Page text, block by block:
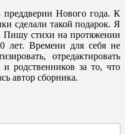
Нового года. К
сделали такой подарок. Я
Пишу стихи на протяжении
лет. Времени для себя не
отредактировать
родственников за то, что
автор сборника.